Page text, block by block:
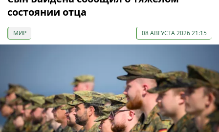
состоянии отца
МИР 08 АВГУСТА 2026 21:15